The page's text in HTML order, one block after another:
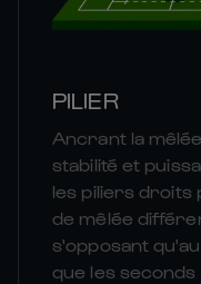
PILIER
Ancrant la
stabilité et
les piliers droits
de mêlée
s'opposant
que les